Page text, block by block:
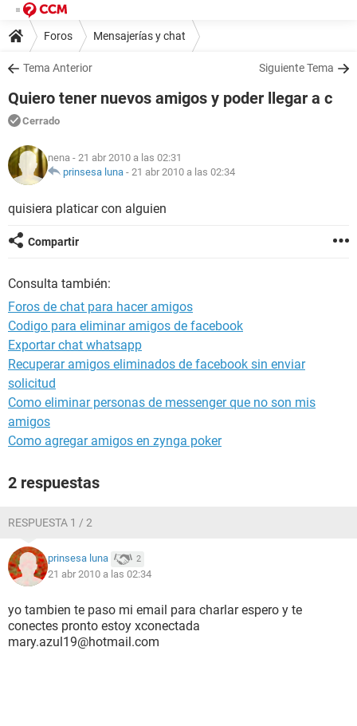
Foros Mensajerías y chat
Tema Anterior Siguiente Tema
Quiero tener nuevos amigos y poder llegar a c
Cerrado
nena - 21 abr 2010 a las 02:31
prinsesa luna - 21 abr 2010 a las 02:34
quisiera platicar con alguien
Compartir
Consulta también:
Foros de chat para hacer amigos
Codigo para eliminar amigos de facebook
Exportar chat whatsapp
Recuperar amigos eliminados de facebook sin enviar
solicitud
Como eliminar personas de messenger que no son mis
amigos
Como agregar amigos en zynga poker
2 respuestas
RESPUESTA 1 / 2
prinsesa luna 2
21 abr 2010 a las 02:34
yo tambien te paso mi email para charlar espero y te
conectes pronto estoy xconectada
mary.azul19@hotmail.com